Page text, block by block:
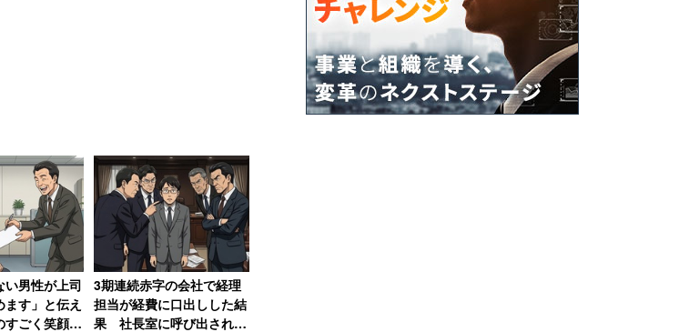
い男性が上司
す」と伝え
ごく笑顔に
3期連続赤字の会社で経理
担当が経費に口出しした結
果 社長室に呼び出されて